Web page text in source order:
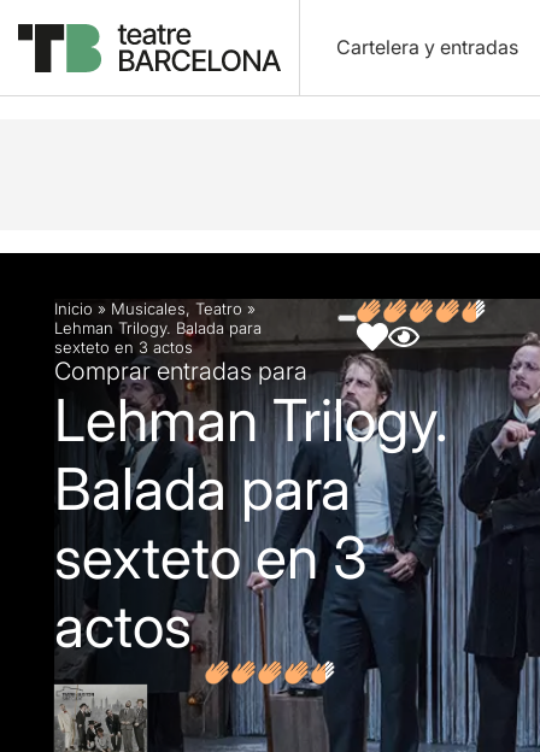
Cartelera y entradas
Descripción Ficha artística Fotos y vídeos
Inicio » Musicales, Teatro »
Lehman Trilogy. Balada para
sexteto en 3 actos
Comprar entradas para
Lehman Trilogy.
Balada para
sexteto en 3
actos